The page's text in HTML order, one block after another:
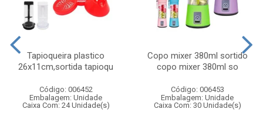
Tapioqueira plastico
26x11cm,sortida tapioqu
Código: 006452
Embalagem: Unidade
Caixa Com: 24 Unidade(s)
Copo mixer 380ml sortido
copo mixer 380ml so
Código: 006453
Embalagem: Unidade
Caixa Com: 30 Unidade(s)